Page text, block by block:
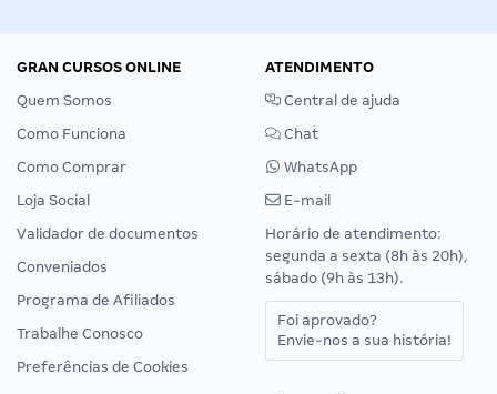
GRAN CURSOS ONLINE
Quem Somos
Como Funciona
Como Comprar
Loja Social
Validador de documentos
Conveniados
Programa de Afiliados
Trabalhe Conosco
Preferências de Cookies
ATENDIMENTO
Central de ajuda
Chat
WhatsApp
E-mail
Horário de atendimento:
segunda a sexta (8h às 20h),
sábado (9h às 13h).
Foi aprovado?
Envie-nos a sua história!